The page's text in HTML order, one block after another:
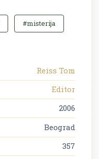
#misterija
Reiss Tom
Editor
2006
Beograd
357